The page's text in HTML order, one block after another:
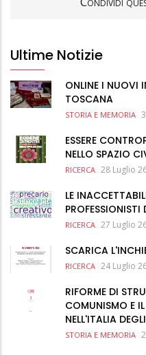
Ultime Notizie
ONLINE I NUOVI
TOSCANA
STORIA E MEMORIA
ESSERE
NELLO SPAZIO
RICERCA 28 Luglio
LE
PROFESSIONISTI
RICERCA 27 Luglio
SCARICA
RICERCA 24 Luglio
RIFORME DI
COMUNISMO E
NELL'ITALIA
STORIA E MEMORIA